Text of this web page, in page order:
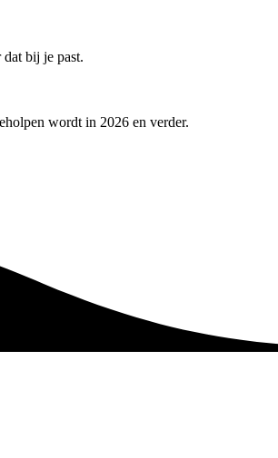
bij je past.
wordt in 2026 en verder.